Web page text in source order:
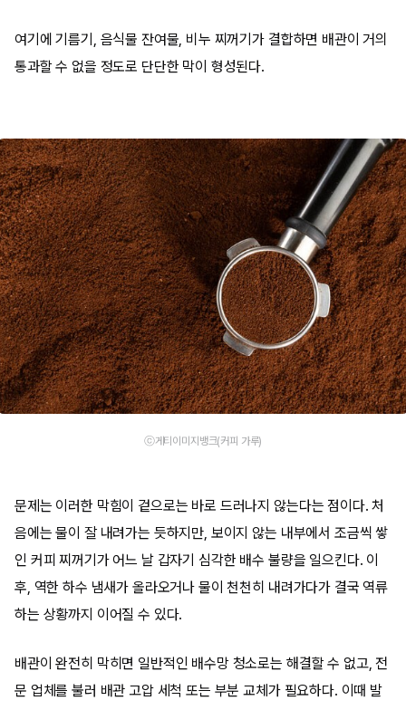
여기에 기름기, 음식물 잔여물, 비누 찌꺼기가 결합하면 배관이 거의
통과할 수 없을 정도로 단단한 막이 형성된다.
ⓒ게티이미지뱅크(커피 가루)
문제는 이러한 막힘이 겉으로는 바로 드러나지 않는다는 점이다. 처
음에는 물이 잘 내려가는 듯하지만, 보이지 않는 내부에서 조금씩 쌓
인 커피 찌꺼기가 어느 날 갑자기 심각한 배수 불량을 일으킨다. 이
후, 역한 하수 냄새가 올라오거나 물이 천천히 내려가다가 결국 역류
하는 상황까지 이어질 수 있다.
배관이 완전히 막히면 일반적인 배수망 청소로는 해결할 수 없고, 전
문 업체를 불러 배관 고압 세척 또는 부분 교체가 필요하다. 이때 발